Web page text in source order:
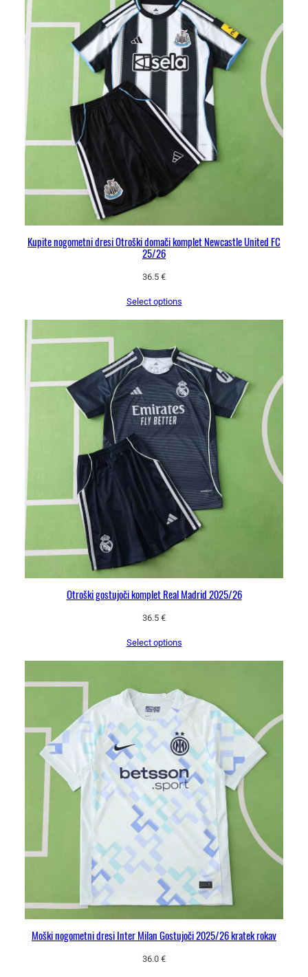
e
k
o
č
n
a
Kupite nogometni dresi Otroški domači komplet Newcastle United FC
25/26
36.5 €
Select options
Otroški gostujoči komplet Real Madrid 2025/26
36.5 €
Select options
Moški nogometni dresi Inter Milan Gostujoči 2025/26 kratek rokav
36.0 €